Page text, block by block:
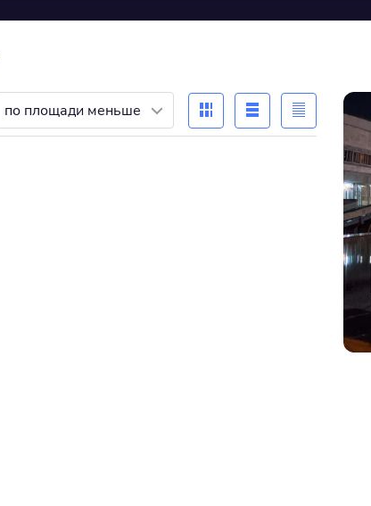
по площади меньше